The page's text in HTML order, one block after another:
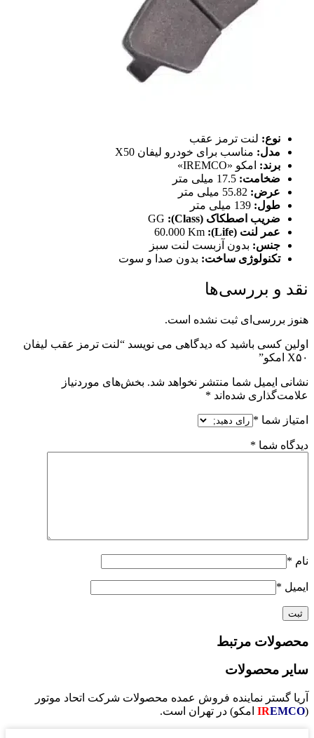
نوع: لنت ترمز عقب
مدل: مناسب برای خودرو لیفان X50
برند: امکو «IREMCO»
ضخامت:
عرض:
طول: 139 میلی متر
ضريب اصطکاک (Class):
GG
عمر لنت (Life):
60.000 Km
جنس: بدون آزبست لنت سبز
تكنولوژی ساخت: بدون صدا و سوت
نقد و بررسی‌ها
هنوز بررسی‌ای ثبت نشده است.
اولین کسی باشید که دیدگاهی می نویسد “لنت ترمز عقب لیفان
X۵۰ امکو”
نشانی ایمیل شما منتشر نخواهد شد. بخش‌های موردنیاز
علامت‌گذاری شده‌اند *
امتیاز شما *
دیدگاه شما *
نام *
ایمیل *
محصولات مرتبط
سایر محصولات
آریا گستر نماینده فروش عمده محصولات شرکت اتحاد موتور
(
IREMCO امکو) در تهران است.